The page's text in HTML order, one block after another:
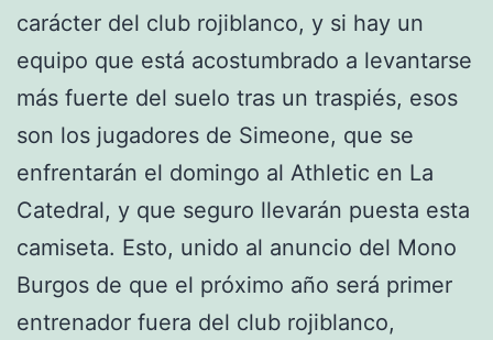
carácter del club rojiblanco, y si hay un
equipo que está acostumbrado a levantarse
más fuerte del suelo tras un traspiés, esos
son los jugadores de Simeone, que se
enfrentarán el domingo al Athletic en La
Catedral, y que seguro llevarán puesta esta
camiseta. Esto, unido al anuncio del Mono
Burgos de que el próximo año será primer
entrenador fuera del club rojiblanco,